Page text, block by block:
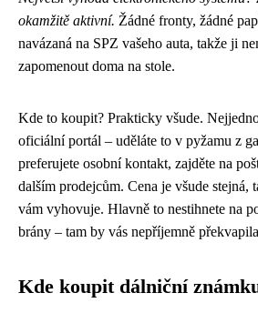
okamžitě aktivní. Žádné fronty, žádné
navázaná na SPZ vašeho auta, takže ji
zapomenout doma na stole.
Kde to koupit? Prakticky všude.
oficiální portál – uděláte to v pyžamu z
preferujete osobní kontakt, zajděte na
dalším prodejcům. Cena je všude stejná,
vám vyhovuje. Hlavně to nestihnete na
brány – tam by vás nepříjemně
Kde koupit dálniční